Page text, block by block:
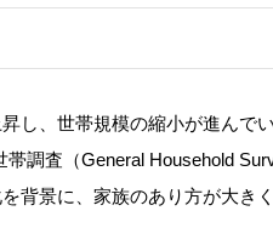
し、世帯規模の縮小が進んで
調査（General Household
背景に、家族のあり方が大き